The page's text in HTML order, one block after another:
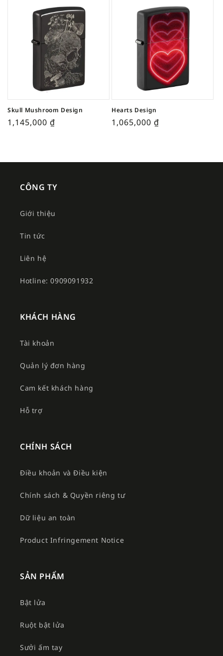
Skull Mushroom Design
1,145,000 ₫
Hearts Design
1,065,000 ₫
CÔNG TY
Giới thiệu
Tin tức
Liên hệ
Hotline: 0909091932
KHÁCH HÀNG
Tài khoản
Quản lý đơn hàng
Cam kết khách hàng
Hỗ trợ
CHÍNH SÁCH
Điều khoản và Điều kiện
Chính sách & Quyền riêng tư
Dữ liệu an toàn
Product Infringement Notice
SẢN PHẨM
Bật lửa
Ruột bật lửa
Sưởi ấm tay